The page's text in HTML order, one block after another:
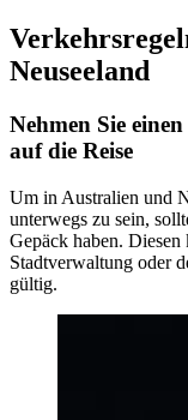
Neuseeland
Nehmen Sie
auf die Reise
Um in Australien und
unterwegs zu sein,
Gepäck haben.
Stadtverwaltung oder
gültig.